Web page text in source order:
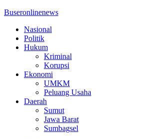
Buseronlinenews
Nasional
Politik
Hukum
Kriminal
Korupsi
Ekonomi
UMKM
Peluang Usaha
Daerah
Sumut
Jawa Barat
Sumbagsel